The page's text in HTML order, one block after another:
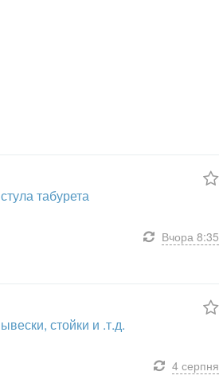
табурета
Вчора 8:35
стойки и .т.д.
4 серпня